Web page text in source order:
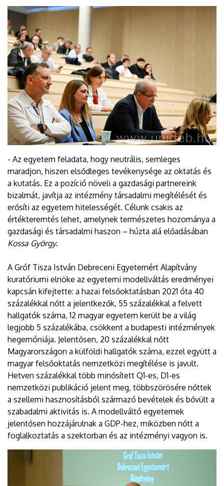
- Az egyetem feladata, hogy neutrális, semleges
maradjon, hiszen elsődleges tevékenysége az oktatás és
a kutatás. Ez a pozíció növeli a gazdasági partnereink
bizalmát, javítja az intézmény társadalmi megítélését és
erősíti az egyetem hitelességét. Célunk csakis az
értékteremtés lehet, amelynek természetes hozománya a
gazdasági és társadalmi haszon – húzta alá előadásában
Kossa György.
A Gróf Tisza István Debreceni Egyetemért Alapítvány
kuratóriumi elnöke az egyetemi modellváltás eredményei
kapcsán kifejtette: a hazai felsőoktatásban 2021 óta 40
százalékkal nőtt a jelentkezők, 55 százalékkal a felvett
hallgatók száma, 12 magyar egyetem került be a világ
legjobb 5 százalékába, csökkent a budapesti intézmények
hegemóniája. Jelentősen, 20 százalékkal nőtt
Magyarországon a külföldi hallgatók száma, ezzel együtt a
magyar felsőoktatás nemzetközi megítélése is javult.
Hetven százalékkal több minősített Q1-es, D1-es
nemzetközi publikáció jelent meg, többszörösére nőttek
a szellemi hasznosításból származó bevételek és bővült a
szabadalmi aktivitás is. A modellváltó egyetemek
jelentősen hozzájárulnak a GDP-hez, miközben nőtt a
foglalkoztatás a szektorban és az intézményi vagyon is.